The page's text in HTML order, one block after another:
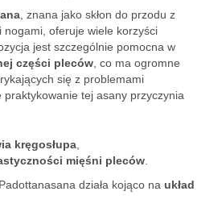
, znana jako skłon do przodu z
nogami, oferuje wiele korzyści
jest szczególnie pomocna w
części pleców , co ma ogromne
się z problemami
praktykowanie tej asany przyczynia
kręgosłupa
mięśni pleców
działa kojąco na układ